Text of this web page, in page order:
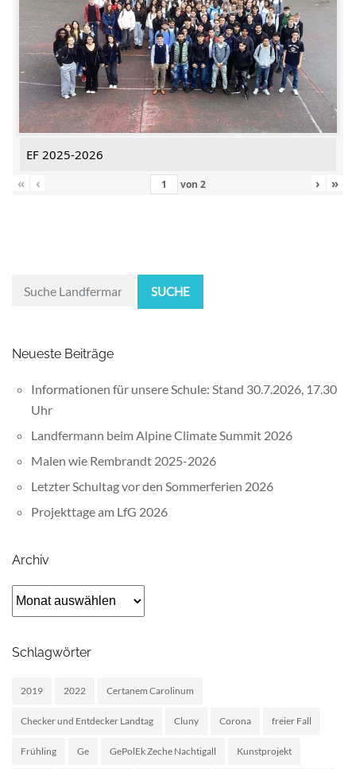
EF 2025-2026
«
‹ von 2 › »
SUCHE
Neueste Beiträge
Informationen für unsere Schule: Stand 30.7.2026, 17.30
Uhr
Landfermann beim Alpine Climate Summit 2026
Malen wie Rembrandt 2025-2026
Letzter Schultag vor den Sommerferien 2026
Projekttage am LfG 2026
Archiv
Archiv
Schlagwörter
2019 2022 Certanem Carolinum
Checker und Entdecker Landtag Cluny Corona freier Fall
Frühling Ge GePolEk Zeche Nachtigall Kunstprojekt